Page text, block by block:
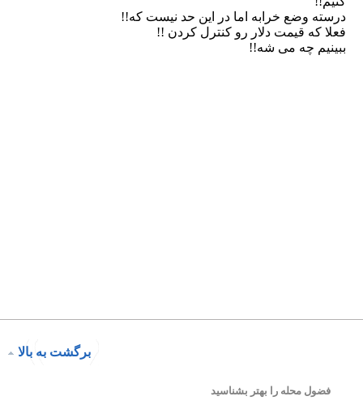
برگشت به بالا
فضول محله را بهتر بشناسید